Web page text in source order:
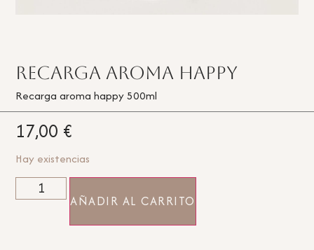
Recarga Aroma Happy
Recarga aroma happy 500ml
17,00 €
Hay existencias
AÑADIR AL CARRITO